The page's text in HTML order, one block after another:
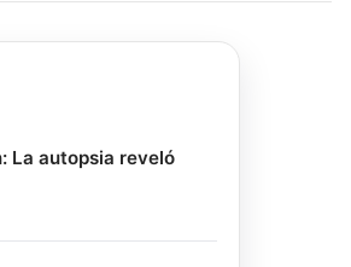
La autopsia reveló